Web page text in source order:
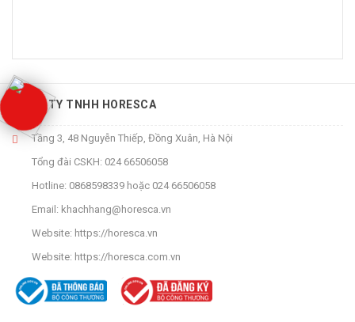
CÔNG TY TNHH HORESCA
Tầng 3, 48 Nguyễn Thiếp, Đồng Xuân, Hà Nội
Tổng đài CSKH: 024 66506058
Hotline: 0868598339 hoặc 024 66506058
Email: khachhang@horesca.vn
Website: https://horesca.vn
Website: https://horesca.com.vn